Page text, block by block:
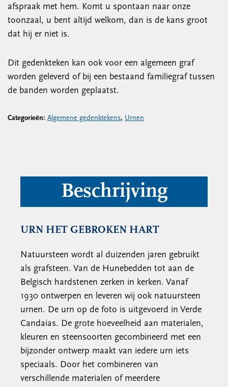
afspraak met hem. Komt u spontaan naar onze
toonzaal, u bent altijd welkom, dan is de kans groot
dat hij er niet is.
Dit gedenkteken kan ook voor een algemeen graf
worden geleverd of bij een bestaand familiegraf tussen
de banden worden geplaatst.
Categorieën: Algemene gedenktekens, Urnen
Beschrijving
URN HET GEBROKEN HART
Natuursteen wordt al duizenden jaren gebruikt
als grafsteen. Van de Hunebedden tot aan de
Belgisch hardstenen zerken in kerken. Vanaf
1930 ontwerpen en leveren wij ook natuursteen
urnen. De urn op de foto is uitgevoerd in Verde
Candaias. De grote hoeveelheid aan materialen,
kleuren en steensoorten gecombineerd met een
bijzonder ontwerp maakt van iedere urn iets
speciaals. Door het combineren van
verschillende materialen of meerdere